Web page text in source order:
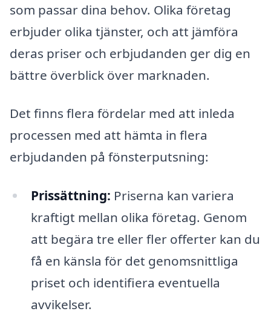
som passar dina behov. Olika företag
erbjuder olika tjänster, och att jämföra
deras priser och erbjudanden ger dig en
bättre överblick över marknaden.
Det finns flera fördelar med att inleda
processen med att hämta in flera
erbjudanden på fönsterputsning:
Prissättning: Priserna kan variera
kraftigt mellan olika företag. Genom
att begära tre eller fler offerter kan du
få en känsla för det genomsnittliga
priset och identifiera eventuella
avvikelser.